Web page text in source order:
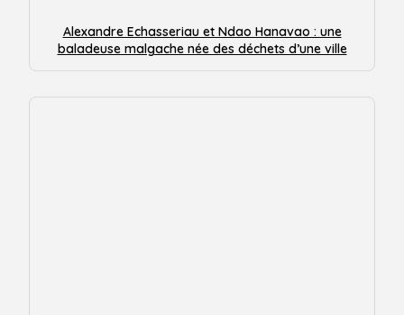
Alexandre Echasseriau et Ndao Hanavao : une
baladeuse malgache née des déchets d’une ville